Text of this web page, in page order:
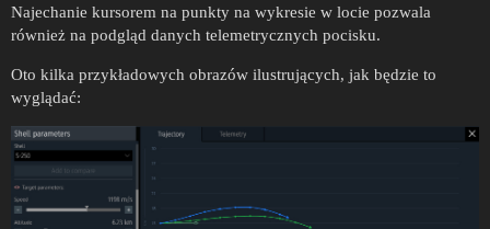
Najechanie kursorem na punkty na wykresie w locie pozwala
również na podgląd danych telemetrycznych pocisku.
Oto kilka przykładowych obrazów ilustrujących, jak będzie to
wyglądać: